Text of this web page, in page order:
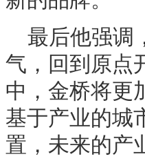
最后他强调
气，回到原点
中，金桥将更
基于产业的城
置，未来的产